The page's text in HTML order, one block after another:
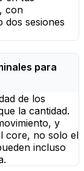
con
dos sesiones
para
de los
la cantidad.
y
core, no solo el
incluso